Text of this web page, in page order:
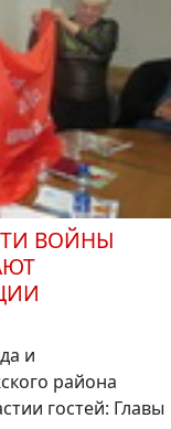
ВОЙНЫ
и
района
гостей: Главы